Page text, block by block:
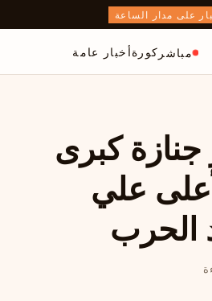
على مدار الساعة
مباشر كورةأخبار عامة
جنازة كبرى
علي
الحرب